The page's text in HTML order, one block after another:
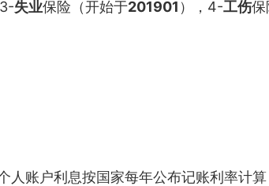
失业保险（开始于201901 ），4-工伤保
账户利息按国家每年公布记账利率计